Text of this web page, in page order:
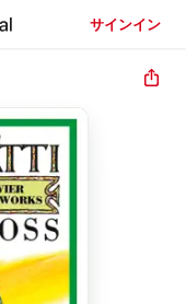
サインイン